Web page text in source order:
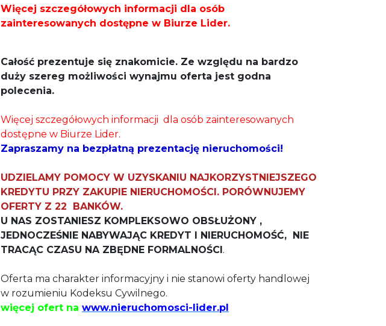
Więcej szczegółowych informacji dla osób
zainteresowanych dostępne w Biurze Lider.
Całość prezentuje się znakomicie. Ze względu na bardzo
duży szereg możliwości wynajmu oferta jest godna
polecenia.
Więcej szczegółowych informacji dla osób zainteresowanych
dostępne w Biurze Lider.
Zapraszamy na bezpłatną prezentację nieruchomości!
UDZIELAMY POMOCY W UZYSKANIU NAJKORZYSTNIEJSZEGO
KREDYTU PRZY ZAKUPIE NIERUCHOMOŚCI. PORÓWNUJEMY
OFERTY Z 22 BANKÓW.
U NAS ZOSTANIESZ KOMPLEKSOWO OBSŁUŻONY ,
JEDNOCZEŚNIE NABYWAJĄC KREDYT I NIERUCHOMOŚĆ, NIE
TRACĄC CZASU NA ZBĘDNE FORMALNOŚCI .
Oferta ma charakter informacyjny i nie stanowi oferty handlowej
w rozumieniu Kodeksu Cywilnego.
więcej ofert na www.nieruchomosci-lider.pl